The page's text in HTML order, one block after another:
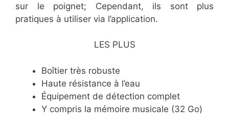
sur le poignet; Cependant, ils sont plus
pratiques à utiliser via l’application.
LES PLUS
Boîtier très robuste
Haute résistance à l’eau
Équipement de détection complet
Y compris la mémoire musicale (32 Go)